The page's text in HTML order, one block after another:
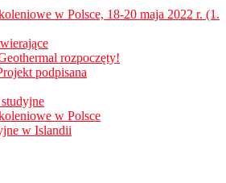
w Polsce, 18-20 maja 2022 r. (1.
rozpoczęty!
podpisana
w Polsce
w Islandii